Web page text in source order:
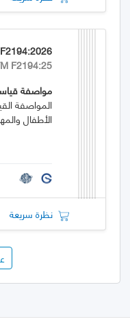
F2194:25
مواصفة
المواصفة
الأطفال
نظرة سريعة